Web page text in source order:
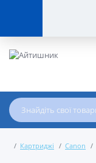
Картриджі Canon